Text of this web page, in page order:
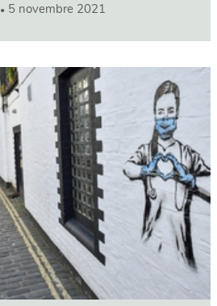
5 novembre 2021